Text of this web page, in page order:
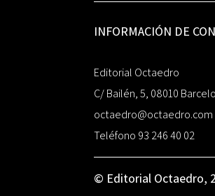
INFORMACIÓN DE
Editorial Octaedro
C/ Bailén, 5, 08010
octaedro@octaedro.com
Teléfono 93 246 40 02
© Editorial Octaedro,